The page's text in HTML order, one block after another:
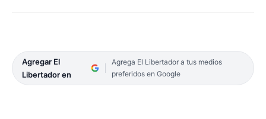
Agregar El
Libertador en
Agrega El Libertador a tus medios
preferidos en Google